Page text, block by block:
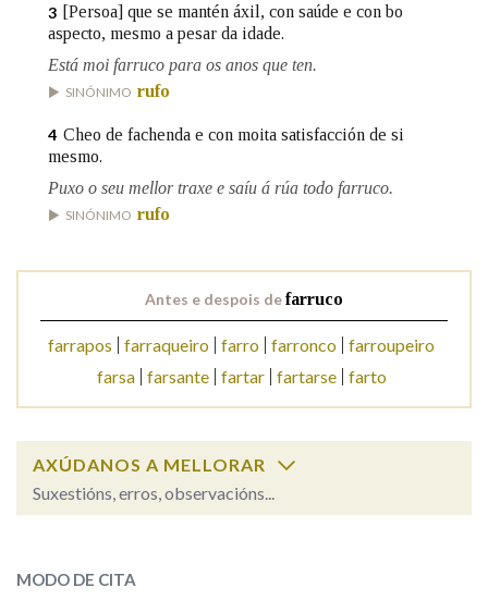
Na fraseoloxía
OUTRAS OPCIÓNS DE BUSCA
Marcas gramaticais
LIMPAR BUSCA
3 [Persoa] que se mantén áxil, con saúde e con bo
aspecto, mesmo a pesar da idade.
Está moi farruco para os anos que ten.
SINÓNIMO rufo
4 Cheo de fachenda e con moita satisfacción de si
mesmo.
Puxo o seu mellor traxe e saíu á rúa todo farruco.
SINÓNIMO rufo
Antes e despois defarruco
farrapos farraqueiro farro farronco farroupeiro
farsa
farsante fartar fartarse farto
AXÚDANOS A MELLORAR
Suxestións, erros, observacións...
ESCOLLE UNHA OPCIÓN:
MODO DE CITA